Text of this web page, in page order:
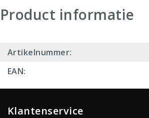
Product informatie
Artikelnummer:
EAN:
Klantenservice